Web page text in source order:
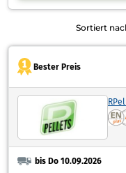
Sortiert
Bester Preis
bis Do 10.09.2026